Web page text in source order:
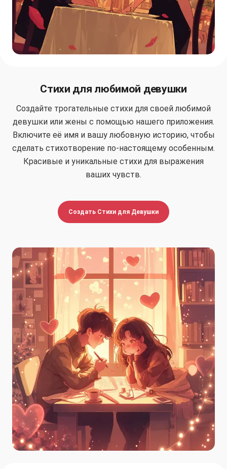
Стихи для любимой девушки
Создайте трогательные стихи для своей любимой
девушки или жены с помощью нашего приложения.
Включите её имя и вашу любовную историю, чтобы
сделать стихотворение по-настоящему особенным.
Красивые и уникальные стихи для выражения
ваших чувств.
Создать Стихи для Девушки